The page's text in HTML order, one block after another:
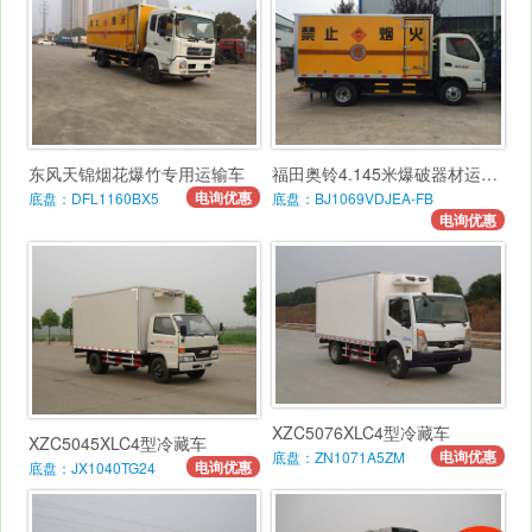
东风天锦烟花爆竹专用运输车
底盘：DFL1160BX5 电询优惠
福田奥铃4.145米爆破器材运输车
底盘：BJ1069VDJEA-FB
电询优惠
XZC5045XLC4型冷藏车
底盘：JX1040TG24 电询优惠
XZC5076XLC4型冷藏车
底盘：ZN1071A5ZM 电询优惠